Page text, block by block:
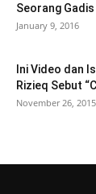
Seorang
January 9, 2016
Ini Video dan
Rizieq Sebut
November 26, 2015